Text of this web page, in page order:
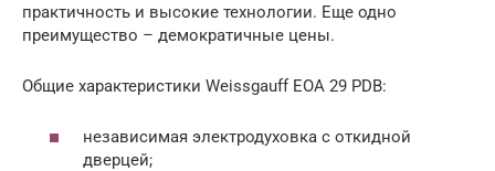
практичность и высокие технологии. Еще одно
преимущество – демократичные цены.
Общие характеристики Weissgauff EOA 29 PDB:
независимая электродуховка с откидной
дверцей;